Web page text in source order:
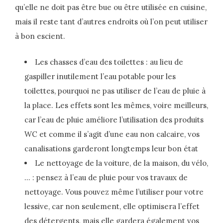
qu’elle ne doit pas être bue ou être utilisée en cuisine,
mais il reste tant d’autres endroits où l’on peut utiliser
à bon escient.
Les chasses d’eau des toilettes : au lieu de
gaspiller inutilement l’eau potable pour les
toilettes, pourquoi ne pas utiliser de l’eau de pluie à
la place. Les effets sont les mêmes, voire meilleurs,
car l’eau de pluie améliore l’utilisation des produits
WC et comme il s’agit d’une eau non calcaire, vos
canalisations garderont longtemps leur bon état
Le nettoyage de la voiture, de la maison, du vélo,
… : pensez à l’eau de pluie pour vos travaux de
nettoyage. Vous pouvez même l’utiliser pour votre
lessive, car non seulement, elle optimisera l’effet
des détergents, mais elle gardera également vos